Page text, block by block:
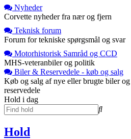
Nyheder
Corvette nyheder fra nær og fjern
Teknisk forum
Forum for tekniske spørgsmål og svar
Motorhistorisk Samråd og CCD
MHS-veteranbiler og politik
Biler & Reservedele - køb og salg
Køb og salg af nye eller brugte biler og
reservedele
Hold i dag
Hold